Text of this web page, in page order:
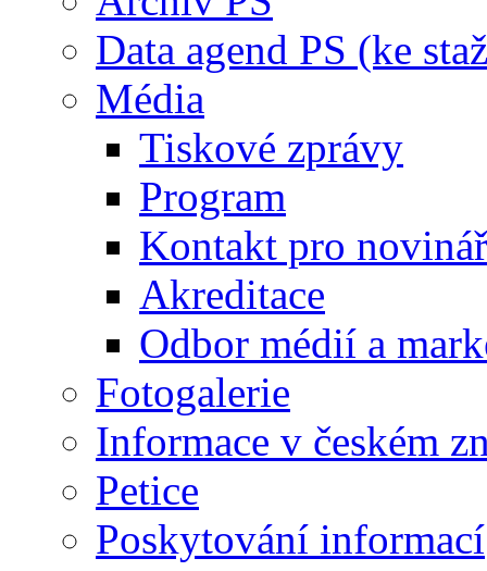
Data agend PS (ke
Média
Tiskové zprávy
Program
Kontakt pro
Akreditace
Odbor médií a
Fotogalerie
Informace v českém
Petice
Poskytování informací